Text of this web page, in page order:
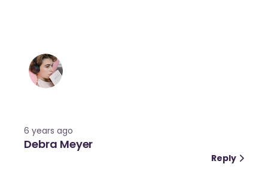
6 years ago
Debra Meyer
Reply